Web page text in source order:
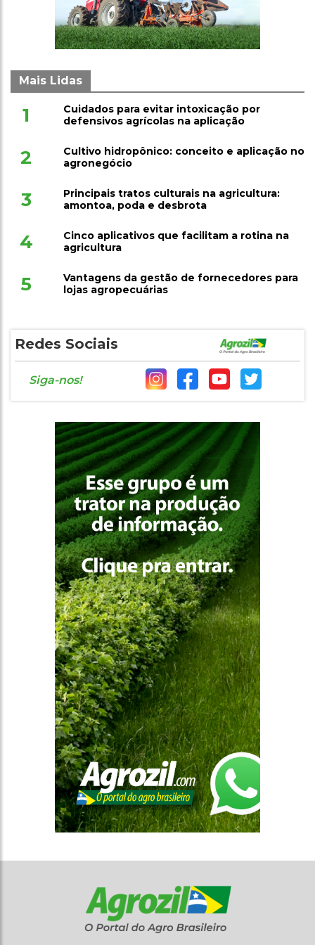
Mais Lidas
1
Cuidados para evitar intoxicação por
defensivos agrícolas na aplicação
2
Cultivo hidropônico: conceito e aplicação no
agronegócio
3
Principais tratos culturais na agricultura:
amontoa, poda e desbrota
4
Cinco aplicativos que facilitam a rotina na
agricultura
5
Vantagens da gestão de fornecedores para
lojas agropecuárias
Redes Sociais
Siga-nos!